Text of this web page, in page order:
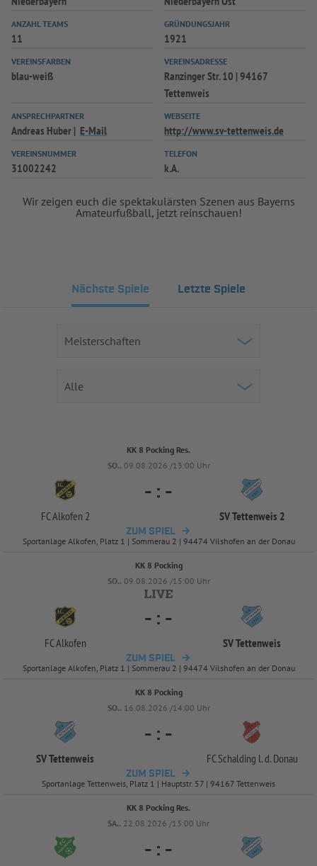
ANZAHL TEAMS
11
GRÜNDUNGSJAHR
1921
VEREINSFARBEN
blau-weiß
VEREINSADRESSE
Ranzinger Str. 10 | 94167
Tettenweis
ANSPRECHPARTNER
Andreas Huber E-Mail
WEBSEITE
http://www.sv-tettenweis.de
VEREINSNUMMER
31002242
TELEFON
k.A.
Wir zeigen euch die spektakulärsten Szenen aus Bayerns
Amateurfußball, jetzt reinschauen!
Nächste Spiele Letzte Spiele
KK 8 Pocking Res.
SO.. 09.08.2026 /13:00 Uhr
FC Alkofen 2
- : -
SV Tettenweis 2
ZUM SPIEL
Sportanlage Alkofen, Platz 1 | Sommerau 2 | 94474 Vilshofen an der Donau
KK 8 Pocking
SO.. 09.08.2026 /15:00 Uhr
FC Alkofen
- : -
SV Tettenweis
ZUM SPIEL
Sportanlage Alkofen, Platz 1 | Sommerau 2 | 94474 Vilshofen an der Donau
KK 8 Pocking
SO.. 16.08.2026 /14:00 Uhr
SV Tettenweis
- : -
FC Schalding l. d. Donau
ZUM SPIEL
Sportanlage Tettenweis, Platz 1 | Hauptstr. 57 | 94167 Tettenweis
KK 8 Pocking Res.
SA.. 22.08.2026 /13:00 Uhr
- : -